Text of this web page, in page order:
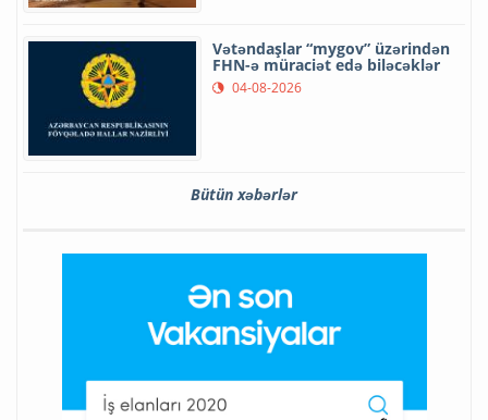
Vətəndaşlar “mygov” üzərindən
FHN-ə müraciət edə biləcəklər
04-08-2026
Bütün xəbərlər